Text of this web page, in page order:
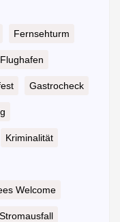
Fernsehturm
Flughafen
Gastrocheck
Kriminalität
Welcome
Stromausfall